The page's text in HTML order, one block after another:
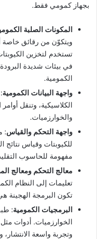
بجهاز كمومي فقط.
المكونات الصلبة
ويتكوّن من رقائق خاصة
تستخدم لتخزين
في بيئات شديدة
الكمومية.
واجهة البيانات الكمومية
الكلاسيكية، وتنقل أوامر
والخوارزميات.
واجهة التحكم والقياس:
للكيوبتات وقياس نتائج
مفهومة للحاسوب
معالج التحكم ومعالج
تعليمات إلى النظام
تكون البرمجة الهجينة
البرمجيات الكمومية:
وتجربة واسعة